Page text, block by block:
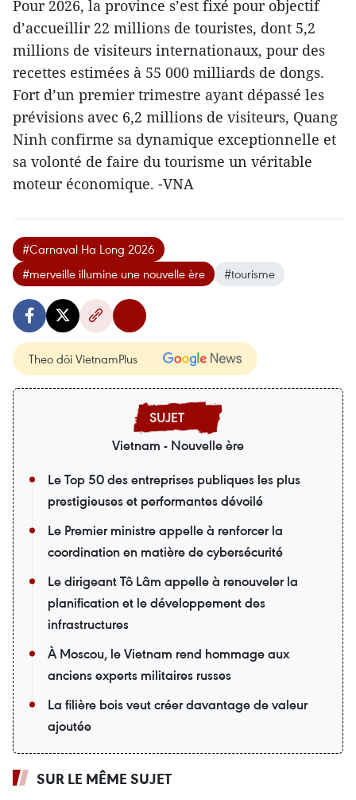
Pour 2026, la province s’est fixé pour objectif
d’accueillir 22 millions de touristes, dont 5,2
millions de visiteurs internationaux, pour des
recettes estimées à 55 000 milliards de dongs.
Fort d’un premier trimestre ayant dépassé les
prévisions avec 6,2 millions de visiteurs, Quang
Ninh confirme sa dynamique exceptionnelle et
sa volonté de faire du tourisme un véritable
moteur économique. -VNA
#Carnaval Ha Long 2026
#merveille illumine une nouvelle ère
#tourisme
Theo dõi VietnamPlus
Vietnam - Nouvelle ère
Le Top 50 des entreprises publiques les plus
prestigieuses et performantes dévoilé
Le Premier ministre appelle à renforcer la
coordination en matière de cybersécurité
Le dirigeant Tô Lâm appelle à renouveler la
planification et le développement des
infrastructures
À Moscou, le Vietnam rend hommage aux
anciens experts militaires russes
La filière bois veut créer davantage de valeur
ajoutée
SUR LE MÊME SUJET